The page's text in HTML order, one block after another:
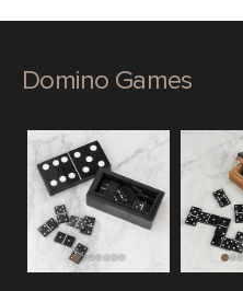
Domino Games